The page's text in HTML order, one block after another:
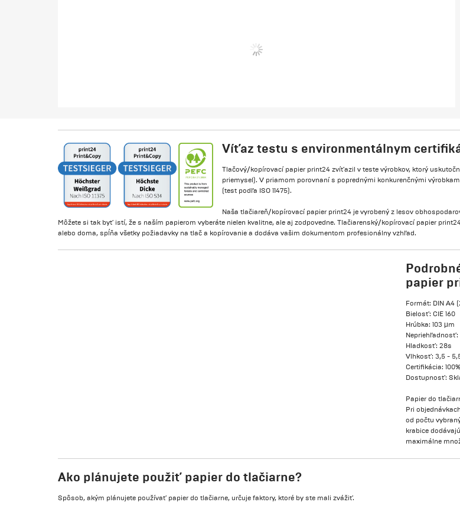
Víťaz testu s environmentálnym
Tlačový/kopírovací papier print24 zvíťazil v teste výrobkov, ktorý
priemysel). V priamom porovnaní s poprednými konkurenčnými
(test podľa ISO 11475).
Naša tlačiareň/kopírovací papier print24 je vyrobený z lesov
Môžete si tak byť istí, že s naším papierom vyberáte nielen kvalitne, ale aj zodpovedne. Tlačiarenský/kopírovací papier
alebo doma, spĺňa všetky požiadavky na tlač a kopírovanie a dodáva vašim dokumentom profesionálny vzhľad.
papier
Formát: DIN A4
Bielosť: CIE 160
Hrúbka: 103 μm
Nepriehľadnosť:
Hladkosť: 28s
Vlhkosť: 3,5 -
Certifikácia:
Dostupnosť:
Papier do
Pri
od počtu
krabice
maximálne
Ako plánujete použiť papier do tlačiarne?
Spôsob, akým plánujete používať papier do tlačiarne, určuje faktory, ktoré by ste mali zvážiť.